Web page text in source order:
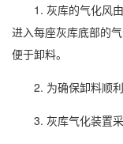
1. 灰库的气化风由
进入每座灰库底部的
便于卸料。
2. 为确保卸料顺利
3. 灰库气化装置采